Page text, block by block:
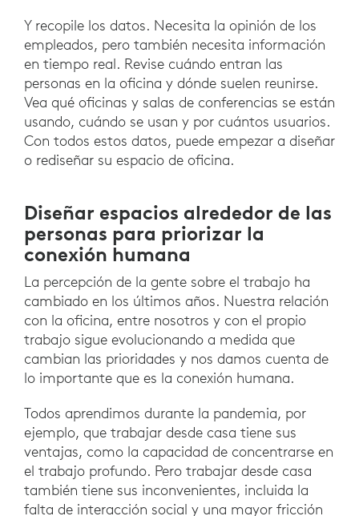
Y recopile los datos. Necesita la opinión de los
empleados, pero también necesita información
en tiempo real. Revise cuándo entran las
personas en la oficina y dónde suelen reunirse.
Vea qué oficinas y salas de conferencias se están
usando, cuándo se usan y por cuántos usuarios.
Con todos estos datos, puede empezar a diseñar
o rediseñar su espacio de oficina.
Diseñar espacios alrededor de las
personas para priorizar la
conexión humana
La percepción de la gente sobre el trabajo ha
cambiado en los últimos años. Nuestra relación
con la oficina, entre nosotros y con el propio
trabajo sigue evolucionando a medida que
cambian las prioridades y nos damos cuenta de
lo importante que es la conexión humana.
Todos aprendimos durante la pandemia, por
ejemplo, que trabajar desde casa tiene sus
ventajas, como la capacidad de concentrarse en
el trabajo profundo. Pero trabajar desde casa
también tiene sus inconvenientes, incluida la
falta de interacción social y una mayor fricción